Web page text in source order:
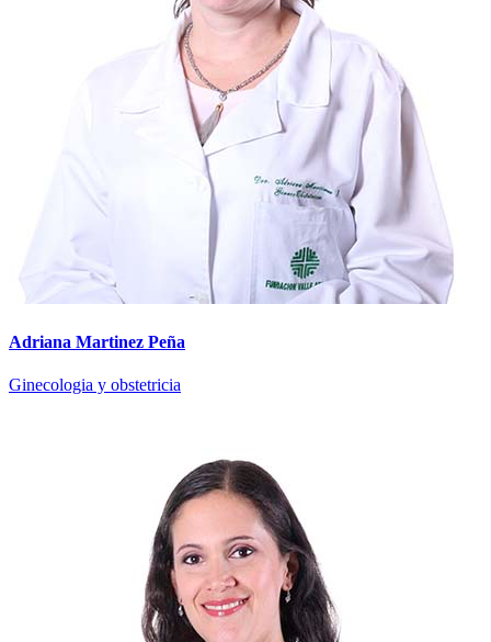
Adriana Martinez Peña
Ginecologia y obstetricia